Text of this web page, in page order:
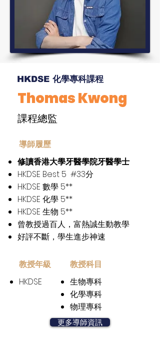
HKDSE 化學專科課程
Thomas Kwong
​課程總監
​導師履歷
修讀香港大學牙醫學院牙醫學士
HKDSE Best 5 #33分
HKDSE 數學 5**
HKDSE 化學 5**
HKDSE 生物 5**
曾教授過百人，富熱誠生動教學
好評不斷，學生進步神速
​教授年級 ​教授科目
HKDSE
生物專科
化學專科
物理專科
更多導師資訊